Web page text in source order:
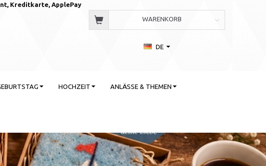
Kreditkarte, ApplePay
WARENKORB
DE
HOCHZEIT ANLÄSSE & THEMEN